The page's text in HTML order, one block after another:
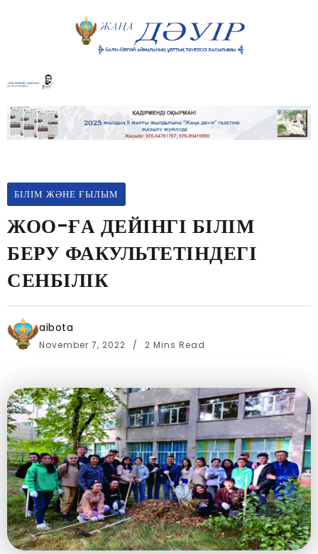
БІЛІМ ЖӘНЕ ҒЫЛЫМ
ЖОО-ҒА ДЕЙІНГІ БІЛІМ
БЕРУ ФАКУЛЬТЕТІНДЕГІ
СЕНБІЛІК
aibota
November 7, 2022 2 Mins Read